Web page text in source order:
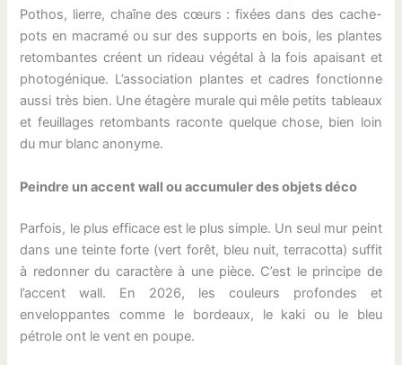
Pothos, lierre, chaîne des cœurs : fixées dans des cache-
pots en macramé ou sur des supports en bois, les plantes
retombantes créent un rideau végétal à la fois apaisant et
photogénique. L’association plantes et cadres fonctionne
aussi très bien. Une étagère murale qui mêle petits tableaux
et feuillages retombants raconte quelque chose, bien loin
du mur blanc anonyme.
Peindre un accent wall ou accumuler des objets déco
Parfois, le plus efficace est le plus simple. Un seul mur peint
dans une teinte forte (vert forêt, bleu nuit, terracotta) suffit
à redonner du caractère à une pièce. C’est le principe de
l’accent wall. En 2026, les couleurs profondes et
enveloppantes comme le bordeaux, le kaki ou le bleu
pétrole ont le vent en poupe.